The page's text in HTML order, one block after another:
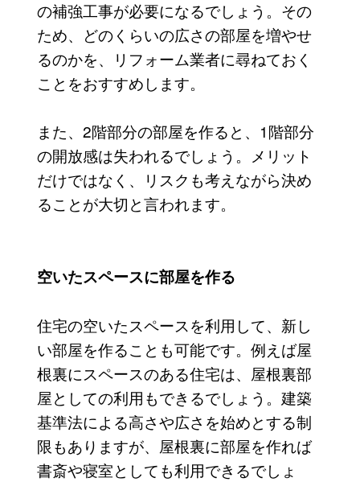
の補強工事が必要になるでしょう。その
ため、どのくらいの広さの部屋を増やせ
るのかを、リフォーム業者に尋ねておく
ことをおすすめします。
また、2階部分の部屋を作ると、1階部分
の開放感は失われるでしょう。メリット
だけではなく、リスクも考えながら決め
ることが大切と言われます。
空いたスペースに部屋を作る
住宅の空いたスペースを利用して、新し
い部屋を作ることも可能です。例えば屋
根裏にスペースのある住宅は、屋根裏部
屋としての利用もできるでしょう。建築
基準法による高さや広さを始めとする制
限もありますが、屋根裏に部屋を作れば
書斎や寝室としても利用できるでしょ